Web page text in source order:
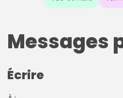
Messages
Écrire